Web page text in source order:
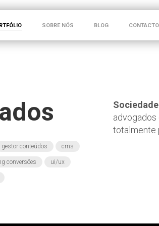
SOBRE NÓS BLOG
gestor conteúdos cms
conversões ui/ux
totalmente